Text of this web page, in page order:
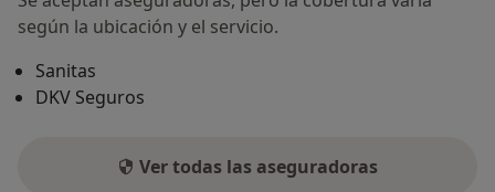
según la ubicación y el servicio.
Sanitas
DKV Seguros
Ver todas las aseguradoras